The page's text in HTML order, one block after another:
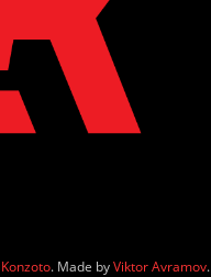
Konzoto. Made byViktor Avramov.